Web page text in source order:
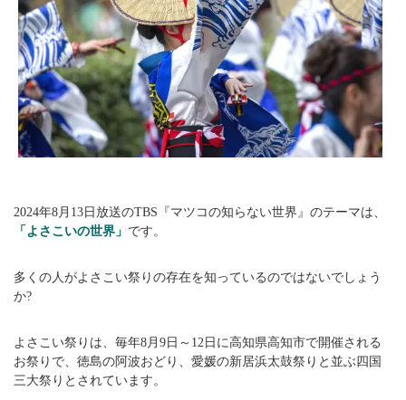
2024年8月13日放送のTBS『マツコの知らない世界』のテーマは、
「よさこいの世界」 です。
多くの人がよさこい祭りの存在を知っているのではないでしょう
か?
よさこい祭りは、毎年8月9日～12日に高知県高知市で開催される
お祭りで、徳島の阿波おどり、愛媛の新居浜太鼓祭りと並ぶ四国
三大祭りとされています。